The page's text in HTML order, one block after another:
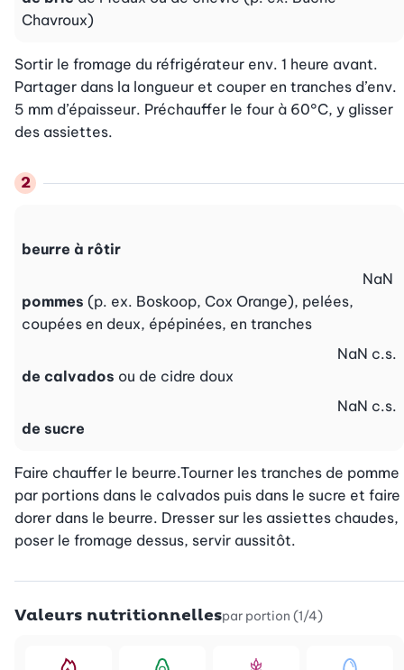
Chavroux)
Sortir le fromage du réfrigérateur env. 1 heure avant.
Partager dans la longueur et couper en tranches d’env.
5 mm d’épaisseur. Préchauffer le four à 60°C, y glisser
des assiettes.
beurre à rôtir
pommes (p. ex. Boskoop, Cox Orange), pelées,
coupées en deux, épépinées, en tranches
NaN
de calvados ou de cidre doux
NaN c.s.
de sucre
NaN c.s.
Faire chauffer le beurre.Tourner les tranches de pomme
par portions dans le calvados puis dans le sucre et faire
dorer dans le beurre. Dresser sur les assiettes chaudes,
poser le fromage dessus, servir aussitôt.
Valeurs nutritionnellespar portion (1/4)